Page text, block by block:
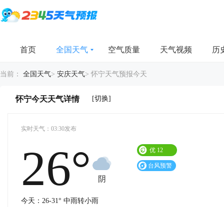
首页 全国天气 空气质量 天气视频 历
当前： 全国天气> 安庆天气> 怀宁天气预报今天
怀宁今天天气详情 [切换]
实时天气：03:30发布
26° 阴
优 12
台风预警
今天：26-31° 中雨转小雨